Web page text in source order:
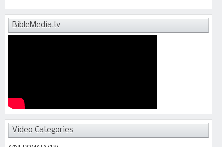
BibleMedia.tv
Video Categories